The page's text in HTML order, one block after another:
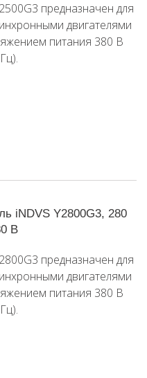
предназначен для
двигателями
питания 380 В
iNDVS Y2800G3, 280
В
предназначен для
двигателями
питания 380 В